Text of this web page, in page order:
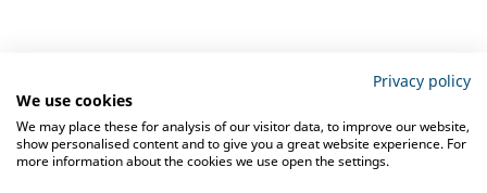
Omschrijving
Het lange lemmet van 22 cm en de scherpe karteling zorgen voor
Privacy policy
We use cookies
We may place these for analysis of our visitor data, to improve our website,
show personalised content and to give you a great website experience. For
more information about the cookies we use open the settings.